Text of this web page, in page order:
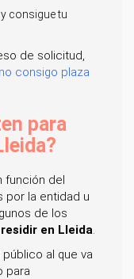
consigue tu
de solicitud,
consigo plaza
para
función del
por la entidad u
de los
residir en Lleida.
al que va
para